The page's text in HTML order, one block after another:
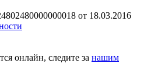
от 18.03.2016
онлайн, следите за нашим